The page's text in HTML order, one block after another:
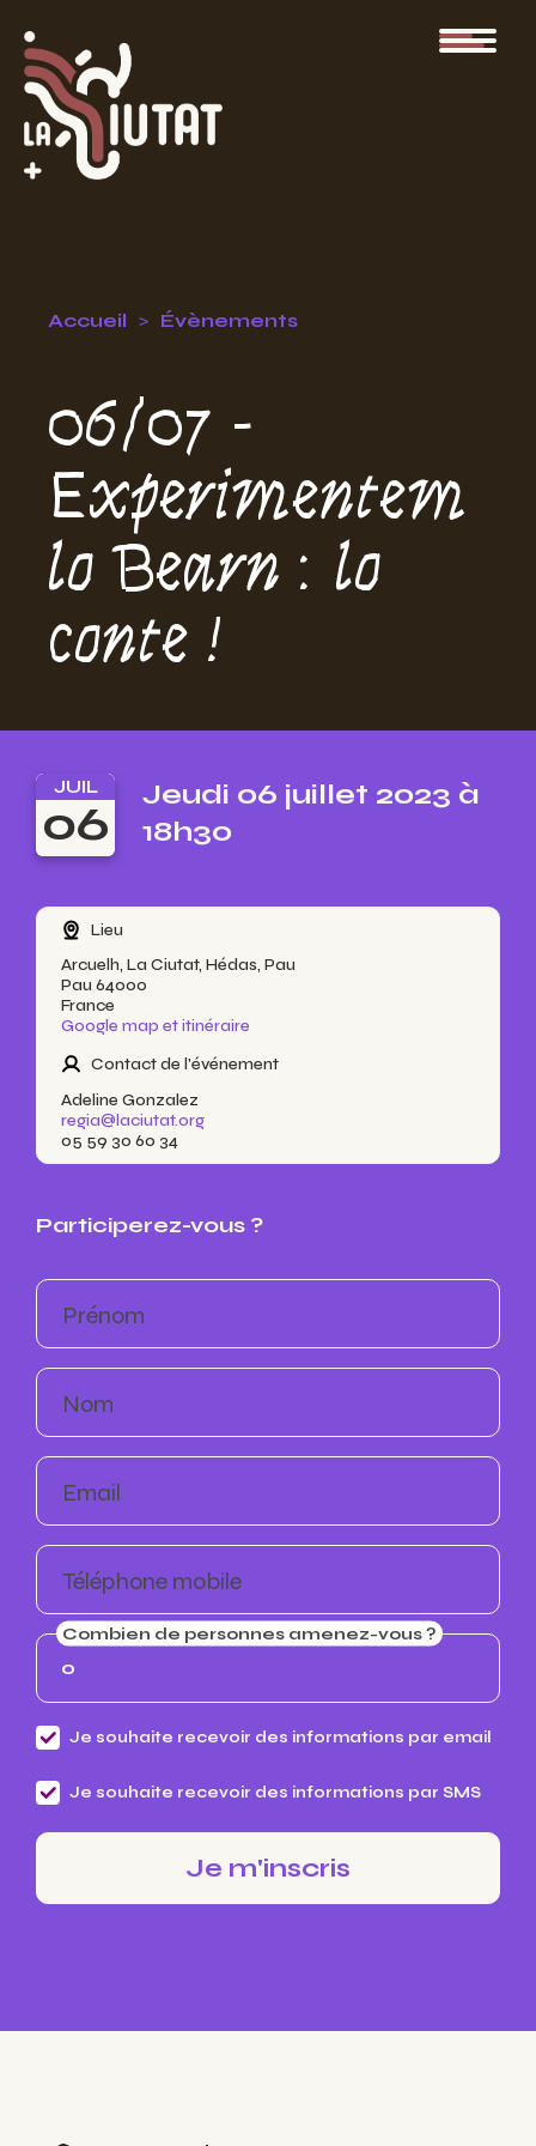
Accueil Évènements
06/07 -
Experimentem
lo Bearn : lo
conte !
JUIL
06
Jeudi 06 juillet 2023 à
18h30
Lieu
Arcuelh, La Ciutat, Hédas, Pau
Pau 64000
France
Google map et itinéraire
Contact de l'événement
Adeline Gonzalez
regia@laciutat.org
05 59 30 60 34
Participerez-vous ?
Prénom
Nom
Email
Téléphone mobile
Combien de personnes amenez-vous ?
Je souhaite recevoir des informations par email
Je souhaite recevoir des informations par SMS